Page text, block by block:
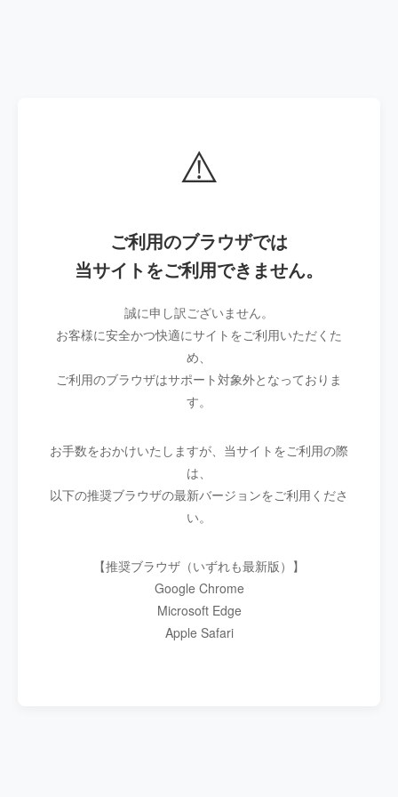
⚠️
ご利用のブラウザでは
当サイトをご利用できません。
誠に申し訳ございません。
お客様に安全かつ快適にサイトをご利用いただくた
め、
ご利用のブラウザはサポート対象外となっておりま
す。
お手数をおかけいたしますが、当サイトをご利用の際
は、
以下の推奨ブラウザの最新バージョンをご利用くださ
い。
【推奨ブラウザ（いずれも最新版）】
Google Chrome
Microsoft Edge
Apple Safari